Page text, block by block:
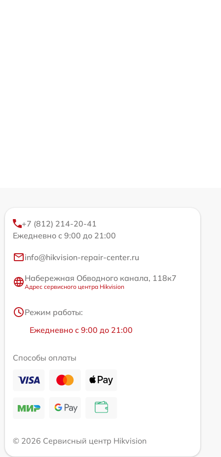
+7 (812) 214-20-41
Ежедневно с 9:00 до 21:00
info@hikvision-repair-center.ru
Набережная Обводного канала, 118к7
Адрес сервисного центра Hikvision
Режим работы:
Ежедневно с 9:00 до 21:00
Способы оплаты
© 2026 Сервисный центр Hikvision